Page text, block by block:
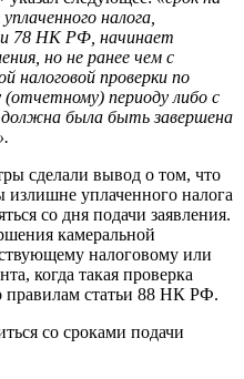
налога,
78 НК РФ, начинает
но не ранее чем с
налоговой проверки по
периоду либо с
должна была быть завершена
сделали вывод о том, что
излишне уплаченного налога
со дня подачи заявления.
камеральной
налоговому или
когда такая проверка
правилам статьи 88 НК РФ.
со сроками подачи